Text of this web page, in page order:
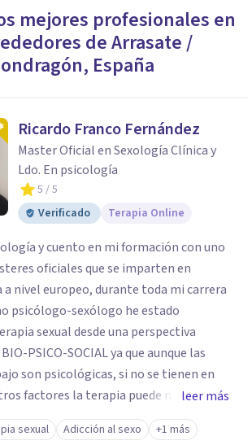
ayuda para encontrar el
adecuado?
breves preguntas y te ofreceremos
cuestionario
mejores profesionales en
deArrasate /
, España
Ricardo Franco Fernández
Master Oficial en Sexología Clínica y
Ldo. En psicología
5 / 5
Verificado
Terapia Online
y cuento en mi formación con uno
oficiales que se imparten en
nivel europeo, durante toda mi carrera
psicólogo-sexólogo he estado
sexual desde una perspectiva
PSICO-SOCIAL ya que aunque las
son psicológicas, si no se tienen en
factores la terapia puede no
una visión demasiado simplista,
otros factores que pueden
leer más
sexual Adicción al sexo +1 más